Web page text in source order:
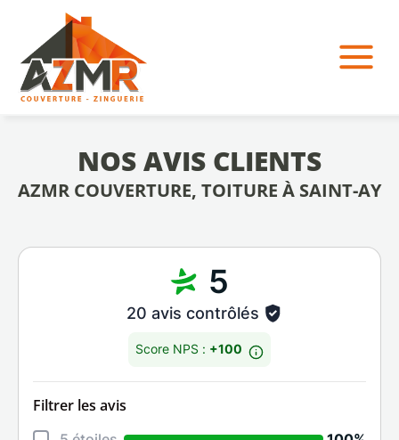
AZMR COUVERTURE, TOITURE À SAINT-AY
NOS AVIS CLIENTS
5
20 avis contrôlés
Score NPS : +100
Filtrer les avis